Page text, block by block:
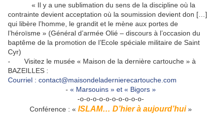
« Il y a une sublimation du sens de la discipline où la
contrainte devient acceptation où la soumission devient don […]
qui libère l’homme, le grandit et le mène aux portes de
l’héroïsme » (Général d’armée Olié – discours à l’occasion du
baptême de la promotion de l’Ecole spéciale militaire de Saint
Cyr)
- Visitez le musée « Maison de la dernière cartouche » à
BAZEILLES :
Courriel : contact@maisondeladernierecartouche.com
- « Marsouins » et « Bigors »
-o-o-o-o-o-o-o-o-o-o-
Conférence : « ISLAM… D’hier à aujourd’hui»